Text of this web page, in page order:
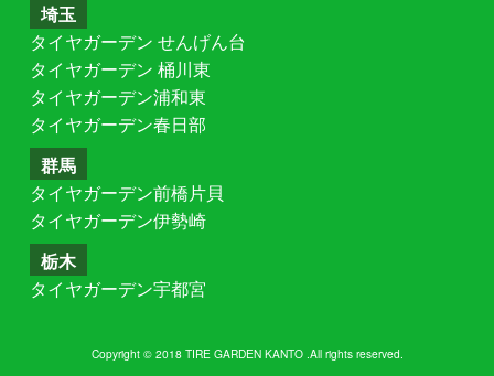
埼玉
タイヤガーデン せんげん台
タイヤガーデン 桶川東
タイヤガーデン浦和東
タイヤガーデン春日部
群馬
タイヤガーデン前橋片貝
タイヤガーデン伊勢崎
栃木
タイヤガーデン宇都宮
Copyright © 2018 TIRE GARDEN KANTO .All rights reserved.